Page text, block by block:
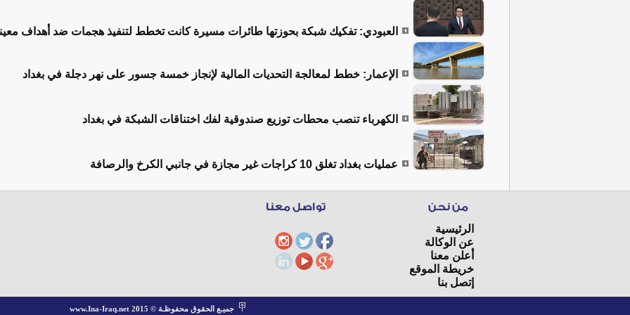
العبودي: تفكيك شبكة بحوزتها طائرات مسيرة كانت تخطط لتنفيذ هجمات ضد أهداف
الإعمار: خطط لمعالجة التحديات المالية لإنجاز خمسة جسور على نهر دجلة في بغداد
الكهرباء تنصب محطات توزيع صندوقية لفك اختناقات الشبكة في بغداد
عمليات بغداد تغلق 10 كراجات غير مجازة في جانبي الكرخ والرصافة
الرئيسية
عن الوكالة
أعلن معنا
خريطة الموقع
إتصل بنا
جميـع الحقوق محفوظـة © www.Ina-Iraq.net 2015